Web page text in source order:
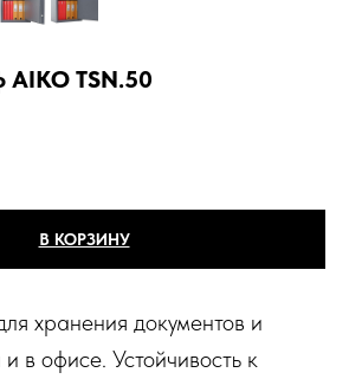
TSN.50
В КОРЗИНУ
хранения документов и
в офисе. Устойчивость к